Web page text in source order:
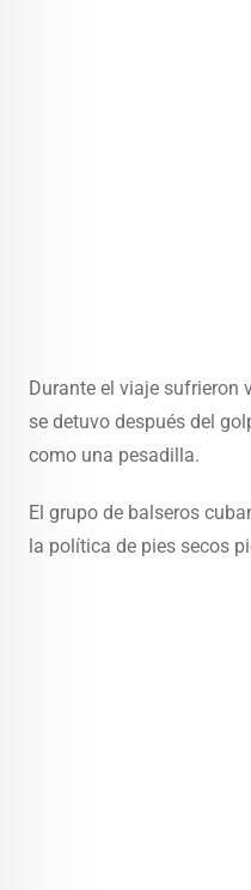
Durante el viaje sufrieron
se detuvo después del
como una pesadilla.
El grupo de balseros
la política de pies secos